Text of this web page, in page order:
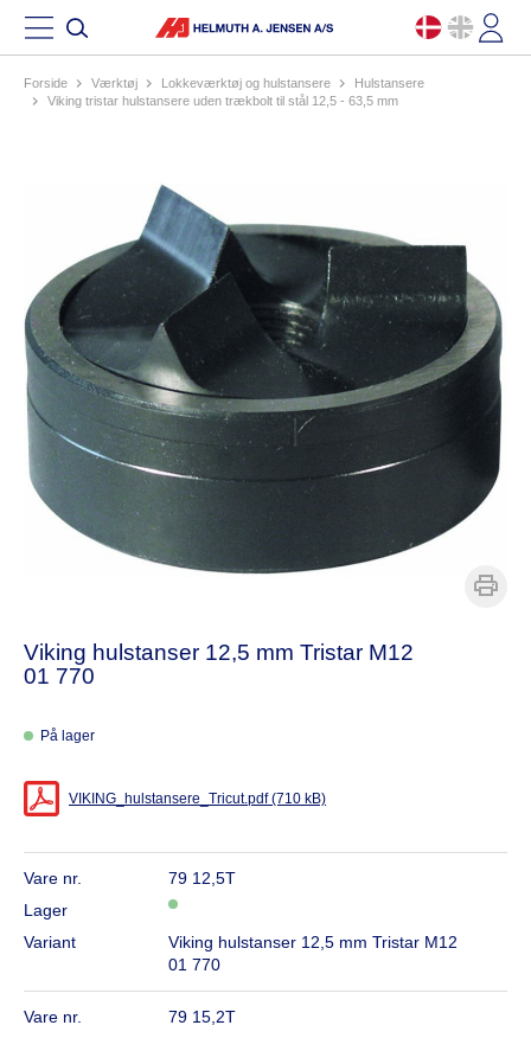
Forside værktøj lokkeværktøj og hulstansere
hulstansere
viking tristar hulstansere uden trækbolt til stål 12,5 - 63,5 mm
Viking hulstanser 12,5 mm Tristar M12
01 770
På lager
VIKING_hulstansere_Tricut.pdf (710 kB)
Vare nr.
79 12,5T
Lager
Variant
Viking hulstanser 12,5 mm Tristar M12
01 770
Vare nr.
79 15,2T